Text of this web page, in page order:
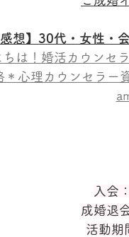
想】30代・女性・
は！婚活カウンセ
心理カウンセラー
入会
成婚退
活動期